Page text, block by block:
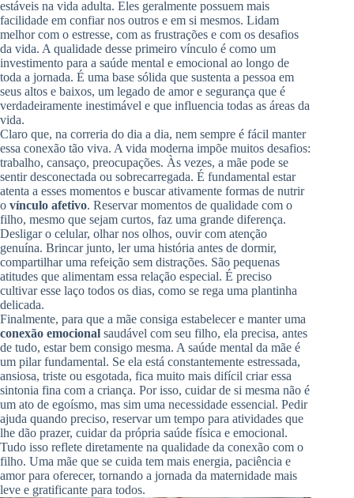
estáveis na vida adulta. Eles geralmente possuem mais
facilidade em confiar nos outros e em si mesmos. Lidam
melhor com o estresse, com as frustrações e com os desafios
da vida. A qualidade desse primeiro vínculo é como um
investimento para a saúde mental e emocional ao longo de
toda a jornada. É uma base sólida que sustenta a pessoa em
seus altos e baixos, um legado de amor e segurança que é
verdadeiramente inestimável e que influencia todas as áreas da
vida.
Claro que, na correria do dia a dia, nem sempre é fácil manter
essa conexão tão viva. A vida moderna impõe muitos desafios:
trabalho, cansaço, preocupações. Às vezes, a mãe pode se
sentir desconectada ou sobrecarregada. É fundamental estar
atenta a esses momentos e buscar ativamente formas de nutrir
o vínculo afetivo. Reservar momentos de qualidade com o
filho, mesmo que sejam curtos, faz uma grande diferença.
Desligar o celular, olhar nos olhos, ouvir com atenção
genuína. Brincar junto, ler uma história antes de dormir,
compartilhar uma refeição sem distrações. São pequenas
atitudes que alimentam essa relação especial. É preciso
cultivar esse laço todos os dias, como se rega uma plantinha
delicada.
Finalmente, para que a mãe consiga estabelecer e manter uma
conexão emocional saudável com seu filho, ela precisa, antes
de tudo, estar bem consigo mesma. A saúde mental da mãe é
um pilar fundamental. Se ela está constantemente estressada,
ansiosa, triste ou esgotada, fica muito mais difícil criar essa
sintonia fina com a criança. Por isso, cuidar de si mesma não é
um ato de egoísmo, mas sim uma necessidade essencial. Pedir
ajuda quando preciso, reservar um tempo para atividades que
lhe dão prazer, cuidar da própria saúde física e emocional.
Tudo isso reflete diretamente na qualidade da conexão com o
filho. Uma mãe que se cuida tem mais energia, paciência e
amor para oferecer, tornando a jornada da maternidade mais
leve e gratificante para todos.